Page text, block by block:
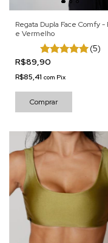
Regata Dupla Face Comfy -
e Vermelho
(5)
R$89,90
R$85,41 com Pix
Comprar